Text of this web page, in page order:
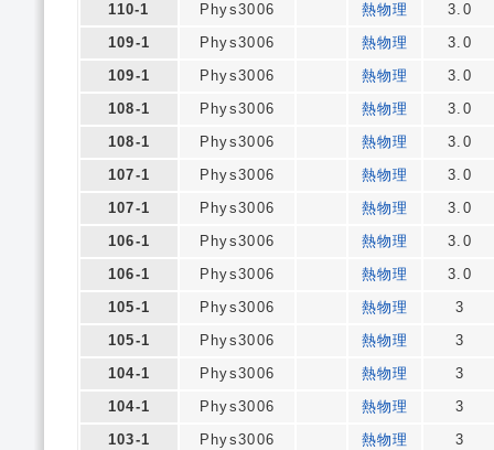
110-1
Phys3006 熱物理
3.0
109-1
Phys3006 熱物理
3.0
109-1
Phys3006 熱物理
3.0
108-1
Phys3006 熱物理
3.0
108-1
Phys3006 熱物理
3.0
107-1
Phys3006 熱物理
3.0
107-1
Phys3006 熱物理
3.0
106-1
Phys3006 熱物理
3.0
106-1
Phys3006 熱物理
3.0
105-1
Phys3006 熱物理
3
105-1
Phys3006 熱物理
3
104-1
Phys3006 熱物理
3
104-1
Phys3006 熱物理
3
103-1
Phys3006 熱物理
3